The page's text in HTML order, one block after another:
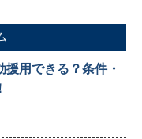
用できる？条件・